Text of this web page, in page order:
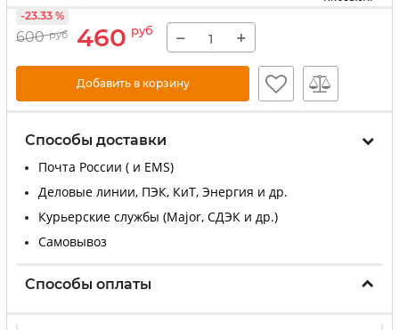
600 руб 460 руб
-23.33 %
− +
Добавить в корзину
Способы доставки
Почта России ( и EMS)
Деловые линии, ПЭК, КиТ, Энергия и др.
Курьерские службы (Major, СДЭК и др.)
Самовывоз
Способы оплаты